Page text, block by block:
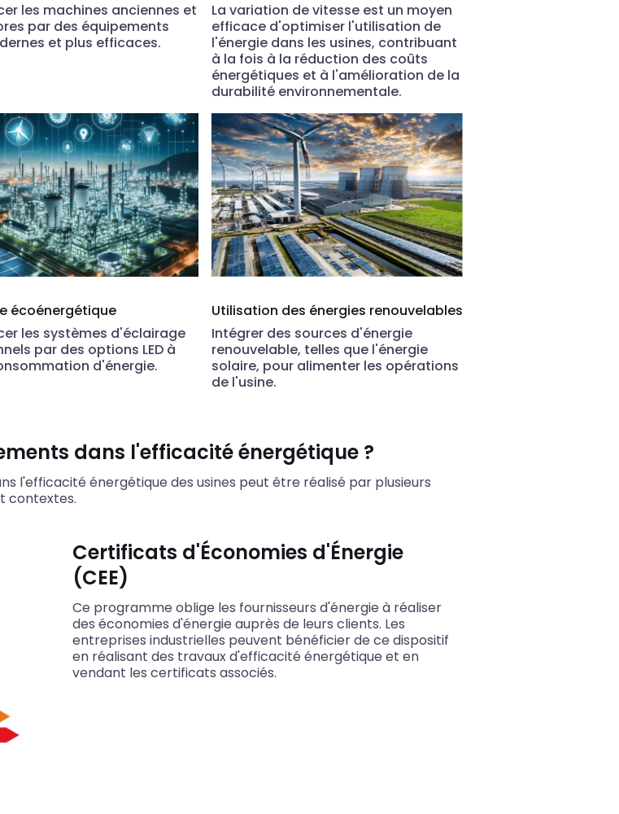
les machines anciennes et
par des équipements
et plus efficaces.
La variation de vitesse est un moyen
efficace d'optimiser l'utilisation de
l'énergie dans les usines, contribuant
à la fois à la réduction des coûts
énergétiques et à l'amélioration de la
durabilité environnementale.
écoénergétique
les systèmes d'éclairage
par des options LED à
d'énergie.
Utilisation des énergies renouvelables
Intégrer des sources d'énergie
renouvelable, telles que l'énergie
solaire, pour alimenter les opérations
de l'usine.
dans l'efficacité énergétique ?
l'efficacité énergétique des usines peut être réalisé par plusieurs
contextes.
Certificats d'Économies d'Énergie
(CEE)
Ce programme oblige les fournisseurs d'énergie à réaliser
des économies d'énergie auprès de leurs clients. Les
entreprises industrielles peuvent bénéficier de ce dispositif
en réalisant des travaux d'efficacité énergétique et en
vendant les certificats associés.